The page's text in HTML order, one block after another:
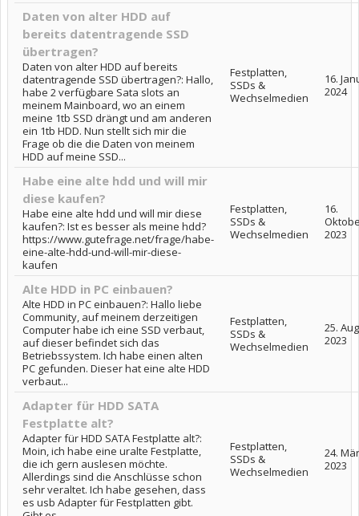
Daten von alter HDD auf
bereits datentragende SSD
übertragen?
Daten von alter HDD auf bereits
datentragende SSD übertragen?: Hallo,
habe 2 verfügbare Sata slots an
meinem Mainboard, wo an einem
meine 1tb SSD drängt und am anderen
ein 1tb HDD. Nun stellt sich mir die
Frage ob die die Daten von meinem
HDD auf meine SSD...
Festplatten,
SSDs &
Wechselmedien
16.
2024
Habe eine alte hdd und will mir
diese kaufen?
Habe eine alte hdd und will mir diese
kaufen?: Ist es besser als meine hdd?
https://www.gutefrage.net/frage/habe-
eine-alte-hdd-und-will-mir-diese-
kaufen
Festplatten,
SSDs &
Wechselmedien
16.
2023
Alte HDD in PC einbauen?
Alte HDD in PC einbauen?: Hallo liebe
Community, auf meinem derzeitigen
Computer habe ich eine SSD verbaut,
auf dieser befindet sich das
Betriebssystem. Ich habe einen alten
PC gefunden. Dieser hat eine alte HDD
verbaut...
Festplatten,
SSDs &
Wechselmedien
25.
2023
Adapter für HDD SATA
Festplatte alt?
Adapter für HDD SATA Festplatte alt?:
Moin, ich habe eine uralte Festplatte,
die ich gern auslesen möchte.
Allerdings sind die Anschlüsse schon
sehr veraltet. Ich habe gesehen, dass
es usb Adapter für Festplatten gibt.
Festplatten,
SSDs &
Wechselmedien
24.
2023